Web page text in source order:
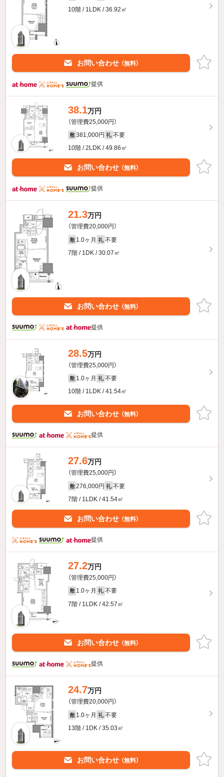
10階 / 1LDK / 36.92㎡
お問い合わせ （無料）
提供
38.1万円
（管理費25,000円）
敷 381,000円 礼 不要
10階 / 2LDK / 49.86㎡
お問い合わせ （無料）
提供
21.3万円
（管理費20,000円）
敷 1.0ヶ月 礼 不要
7階 / 1DK / 30.07㎡
お問い合わせ （無料）
提供
28.5万円
（管理費25,000円）
敷 1.0ヶ月 礼 不要
10階 / 1LDK / 41.54㎡
お問い合わせ （無料）
提供
27.6万円
（管理費25,000円）
敷 276,000円 礼 不要
7階 / 1LDK / 41.54㎡
お問い合わせ （無料）
提供
27.2万円
（管理費25,000円）
敷 1.0ヶ月 礼 不要
7階 / 1LDK / 42.57㎡
お問い合わせ （無料）
提供
24.7万円
（管理費20,000円）
敷 1.0ヶ月 礼 不要
13階 / 1DK / 35.03㎡
お問い合わせ （無料）